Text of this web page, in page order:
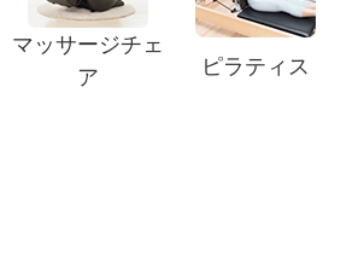
マッサージチェ
ア
ピラティス